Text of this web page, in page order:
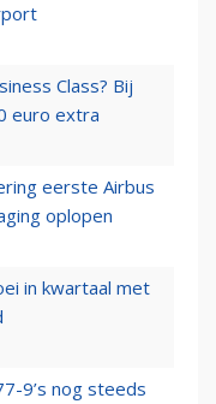
Class? Bij
euro extra
eerste Airbus
oplopen
in kwartaal met
9’s nog steeds